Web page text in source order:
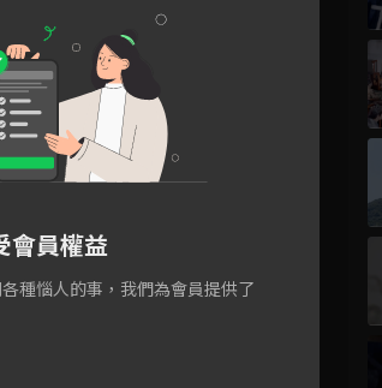
會員權益
種惱人的事，我們為會員提供了